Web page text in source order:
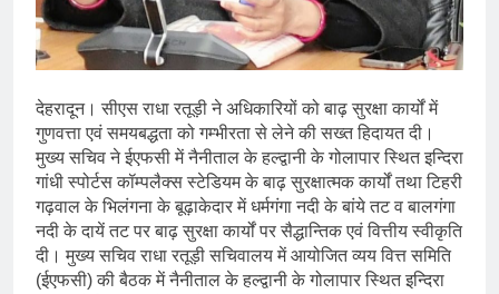
देहरादून। सीएस राधा रतूड़ी ने अधिकारियों को बाढ़ सुरक्षा कार्यों में
गुणवत्ता एवं समयबद्धता को गम्भीरता से लेने की सख्त हिदायत दी।
मुख्य सचिव ने ईएफसी में नैनीताल के हल्द्वानी के गोलापार स्थित इन्दिरा
गांधी स्पोर्टस कॉम्पलैक्स स्टेडियम के बाढ़ सुरक्षात्मक कार्यों तथा टिहरी
गढ़वाल के भिलंगना के बूढ़ाकेदार में धर्मगंगा नदी के बांये तट व बालगंगा
नदी के दायें तट पर बाढ़ सुरक्षा कार्यों पर सैद्धान्तिक एवं वित्तीय स्वीकृति
दी। मुख्य सचिव राधा रतूड़ी सचिवालय में आयोजित व्यय वित्त समिति
(ईएफसी) की बैठक में नैनीताल के हल्द्वानी के गोलापार स्थित इन्दिरा